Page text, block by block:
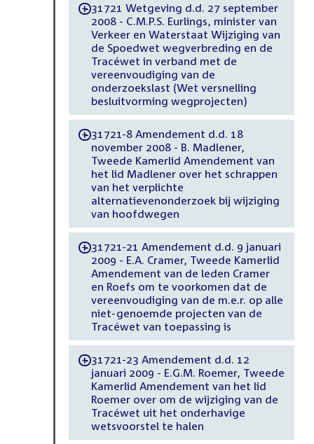
-31721 Wetgeving d.d. 27 september
2008 - C.M.P.S. Eurlings, minister van
Verkeer en Waterstaat Wijziging van
de Spoedwet wegverbreding en de
Tracéwet in verband met de
vereenvoudiging van de
onderzoekslast (Wet versnelling
besluitvorming wegprojecten)
-31721-8 Amendement d.d. 18
november 2008 - B. Madlener,
Tweede Kamerlid Amendement van
het lid Madlener over het schrappen
van het verplichte
alternatievenonderzoek bij wijziging
van hoofdwegen
-31721-21 Amendement d.d. 9 januari
2009 - E.A. Cramer, Tweede Kamerlid
Amendement van de leden Cramer
en Roefs om te voorkomen dat de
vereenvoudiging van de m.e.r. op alle
niet-genoemde projecten van de
Tracéwet van toepassing is
-31721-23 Amendement d.d. 12
januari 2009 - E.G.M. Roemer, Tweede
Kamerlid Amendement van het lid
Roemer over om de wijziging van de
Tracéwet uit het onderhavige
wetsvoorstel te halen